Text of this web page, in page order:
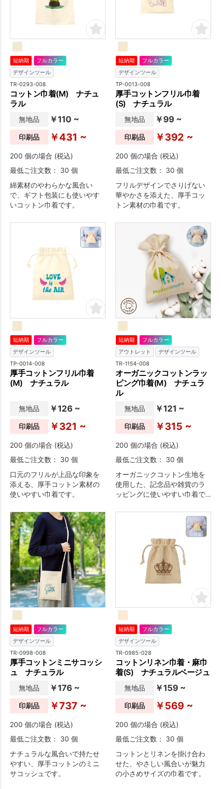
ーグッズやレジャー施設の物
短納期
フルカラー
デザインツール
TR-0293-008
コットン巾着(M) ナチュ
ラル
無地品 ￥110 ~
印刷品 ￥431 ~
200 個の場合 (税込)
最低ご注文数： 30 個
綿素材のやわらかな風合い
で、ギフト包装にも使いやす
いコットン巾着です。
短納期
フルカラー
デザインツール
TP-0013-008
厚手コットンフリル巾着
(S) ナチュラル
無地品 ￥99 ~
印刷品 ￥392 ~
200 個の場合 (税込)
最低ご注文数： 30 個
フリルデザインでさりげない
華やかさを添えた、厚手コッ
トン素材の巾着です。
短納期
フルカラー
デザインツール
TP-0014-008
厚手コットンフリル巾着
(M) ナチュラル
無地品 ￥126 ~
印刷品 ￥321 ~
200 個の場合 (税込)
最低ご注文数： 30 個
口元のフリルが上品な印象を
添える、厚手コットン素材の
使いやすい巾着です。
短納期
フルカラー
アウトレット
デザインツール
TR-1154-008
オーガニックコットンラッ
ピング巾着(M) ナチュラ
ル
無地品 ￥121 ~
印刷品 ￥315 ~
200 個の場合 (税込)
最低ご注文数： 30 個
オーガニックコットン生地を
使用した、記念品や雑貨のラ
ッピングに使いやすい巾着で
短納期
フルカラー
デザインツール
TR-0998-008
厚手コットンミニサコッシ
ュ ナチュラル
無地品 ￥176 ~
印刷品 ￥737 ~
200 個の場合 (税込)
最低ご注文数： 30 個
ナチュラルな風合いで持たせ
やすい、厚手コットンのミニ
サコッシュです。
短納期
フルカラー
デザインツール
TR-0985-028
コットンリネン巾着・麻巾
着(S) ナチュラルベージュ
無地品 ￥159 ~
印刷品 ￥569 ~
200 個の場合 (税込)
最低ご注文数： 30 個
コットンとリネンを掛け合わ
せた、やさしい風合いが魅力
の小さめサイズの巾着です。